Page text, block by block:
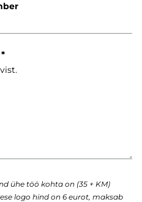
ühe töö kohta on (35 + KM)
logo hind on 6 eurot, maksab